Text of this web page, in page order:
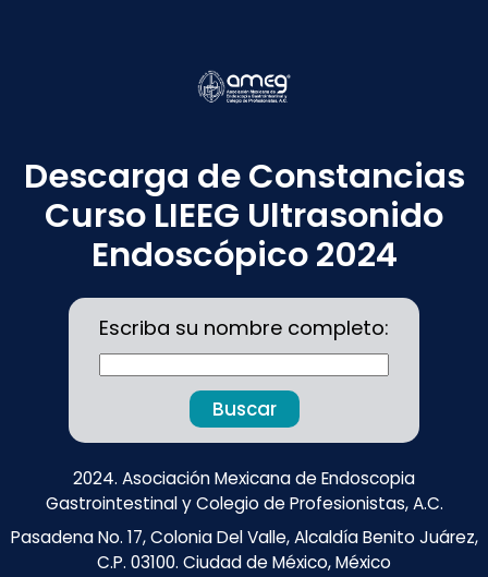
Descarga de Constancias
Curso LIEEG Ultrasonido
Endoscópico 2024
Escriba su nombre completo:
Buscar
2024. Asociación Mexicana de Endoscopia
Gastrointestinal y Colegio de Profesionistas, A.C.
Pasadena No. 17, Colonia Del Valle, Alcaldía Benito Juárez,
C.P. 03100. Ciudad de México, México